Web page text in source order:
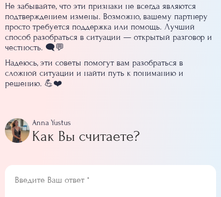
Не забывайте, что эти признаки не всегда являются
подтверждением измены. Возможно, вашему партнеру
просто требуется поддержка или помощь. Лучший
способ разобраться в ситуации — открытый разговор и
честность. 🗨️💬
Надеюсь, эти советы помогут вам разобраться в
сложной ситуации и найти путь к пониманию и
решению. 💪❤️
Anna Yustus
Как Вы считаете?